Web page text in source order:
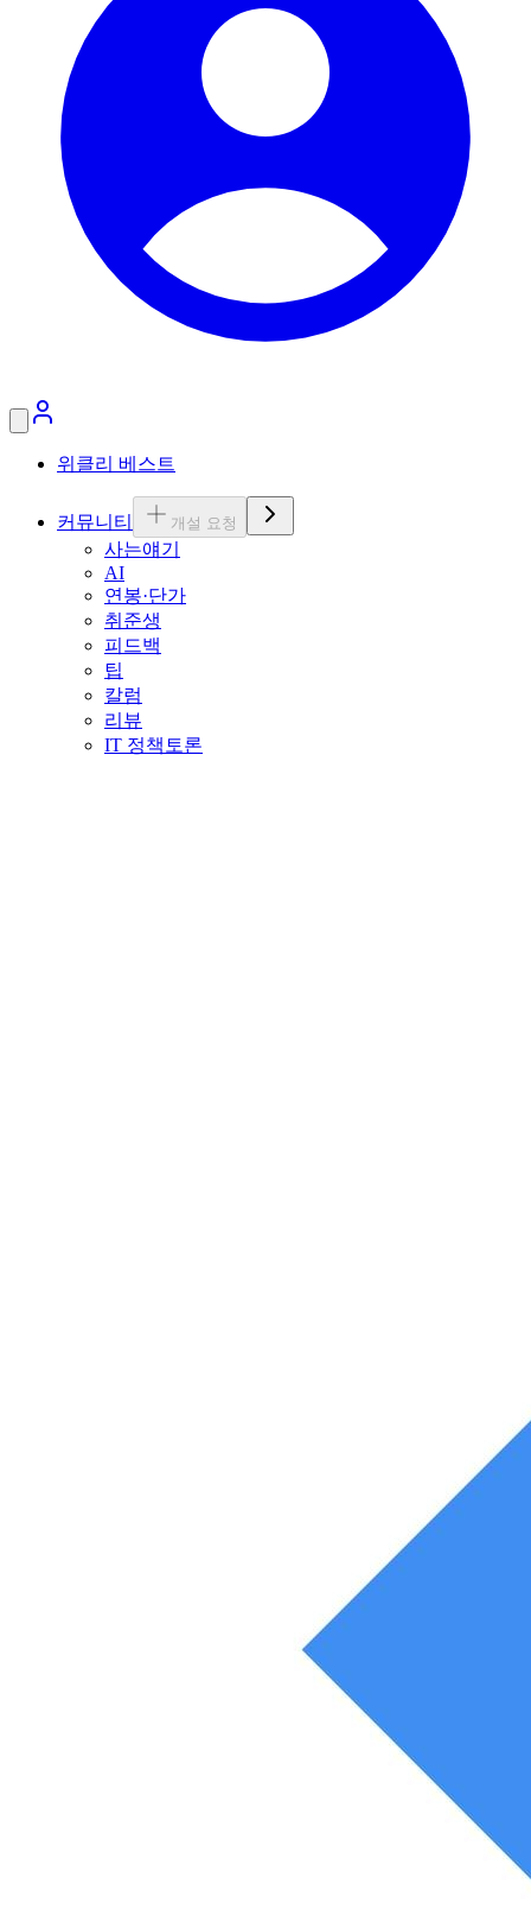
위클리 베스트
커뮤니티 개설 요청
사는얘기
AI
연봉·단가
취준생
피드백
팁
칼럼
리뷰
IT 정책토론